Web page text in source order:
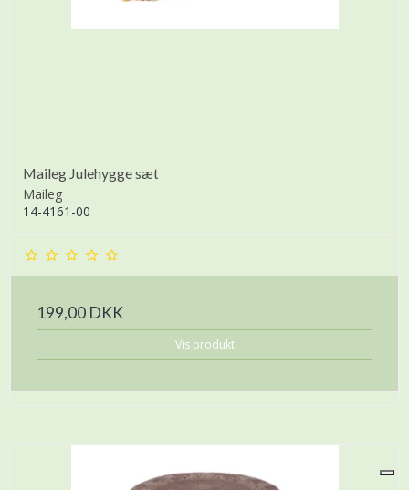
Maileg Julehygge sæt
Maileg
14-4161-00
199,00 DKK
Vis produkt